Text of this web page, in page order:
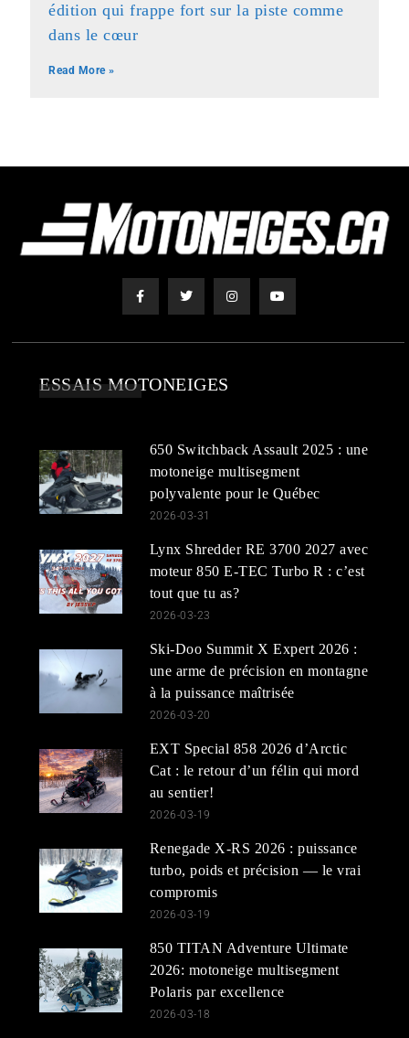
édition qui frappe fort sur la piste comme
dans le cœur
Read More »
ESSAIS MOTONEIGES
650 Switchback Assault 2025 : une
motoneige multisegment
polyvalente pour le Québec
2026-03-31
Lynx Shredder RE 3700 2027 avec
moteur 850 E-TEC Turbo R : c’est
tout que tu as?
2026-03-23
Ski-Doo Summit X Expert 2026 :
une arme de précision en montagne
à la puissance maîtrisée
2026-03-20
EXT Special 858 2026 d’Arctic
Cat : le retour d’un félin qui mord
au sentier!
2026-03-19
Renegade X-RS 2026 : puissance
turbo, poids et précision — le vrai
compromis
2026-03-19
850 TITAN Adventure Ultimate
2026: motoneige multisegment
Polaris par excellence
2026-03-18